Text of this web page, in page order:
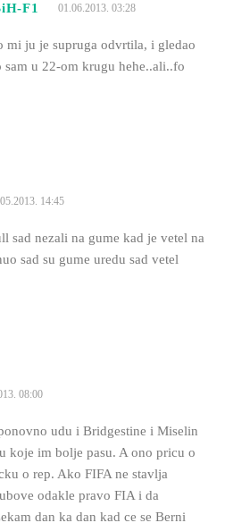
F1 01.06.2013. 03:28
mi ju je supruga odvrtila, i gledao
sam u 22-om krugu hehe..ali..fo
14:45
sad nezali na gume kad je vetel na
sad su gume uredu sad vetel
08:00
udu i Bridgestine i Miselin
koje im bolje pasu. A ono pricu o
o rep. Ako FIFA ne stavlja
odakle pravo FIA i da
dan ka dan kad ce se Berni